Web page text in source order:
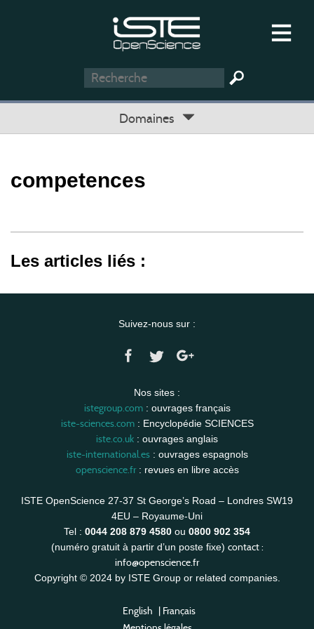
Domaines
competences
Les articles liés :
Suivez-nous sur :
Nos sites :
istegroup.com: ouvrages français
iste-sciences.com: Encyclopédie SCIENCES
iste.co.uk : ouvrages anglais
iste-international.es: ouvrages espagnols
openscience.fr: revues en libre accès
ISTE OpenScience 27-37 St George’s Road – Londres SW19
4EU – Royaume-Uni
Tel : 0044 208 879 4580 ou 0800 902 354
(numéro gratuit à partir d’un poste fixe) contact :
info@openscience.fr
Copyright © 2024 by ISTE Group or related companies.
English | Français